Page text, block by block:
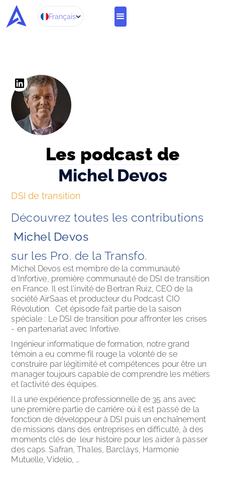
Français
Les podcast de
Michel Devos
DSI de transition
Découvrez toutes les contributions
Michel Devos
sur les Pro. de la Transfo.
Michel Devos est membre de la communauté
d’Infortive, première communauté de DSI de transition
en France. Il est l'invité de Bertran Ruiz, CEO de la
société AirSaas et producteur du Podcast CIO
Révolution.  Cet épisode fait partie de la saison
spéciale : Le DSI de transition pour affronter les crises
- en partenariat avec Infortive.
Ingénieur informatique de formation, notre grand
témoin a eu comme fil rouge la volonté de se
construire par légitimité et compétences pour être un
manager toujours capable de comprendre les métiers
et l’activité des équipes.
Il a une expérience professionnelle de 35 ans avec
une première partie de carrière où il est passé de la
fonction de développeur à DSI puis un enchaînement
de missions dans des entreprises en difficulté, à des
moments clés de  leur histoire pour les aider à passer
des caps. Safran, Thales, Barclays, Harmonie
Mutuelle, Videlio, …